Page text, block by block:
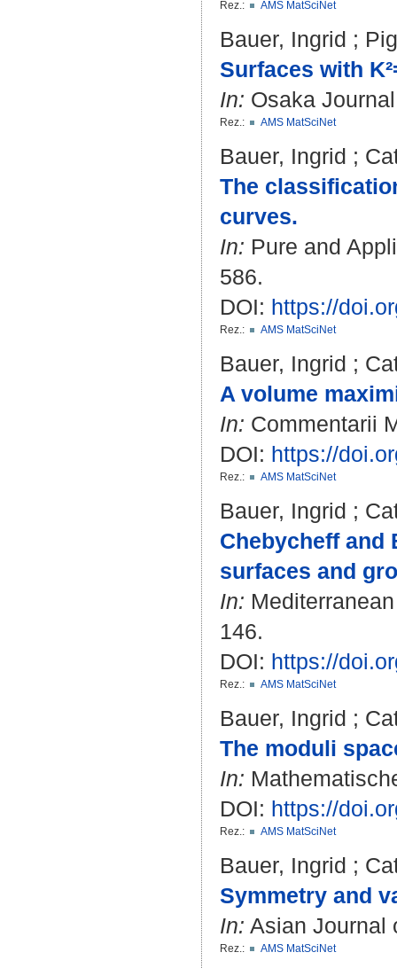
Rez.: AMS MatSciNet
Bauer, Ingrid ;
Surfaces with
In: Osaka
Rez.: AMS MatSciNet
Bauer, Ingrid ;
The
curves.
In: Pure and
586.
DOI: https://
Rez.: AMS MatSciNet
Bauer, Ingrid ;
A volume
In: Commentarii
DOI: https://
Rez.: AMS MatSciNet
Bauer, Ingrid ;
Chebycheff and
surfaces and
In:
146.
DOI: https://
Rez.: AMS MatSciNet
Bauer, Ingrid ;
The moduli
In:
DOI: https://
Rez.: AMS MatSciNet
Bauer, Ingrid ;
Symmetry and
In: Asian Journal
Rez.: AMS MatSciNet